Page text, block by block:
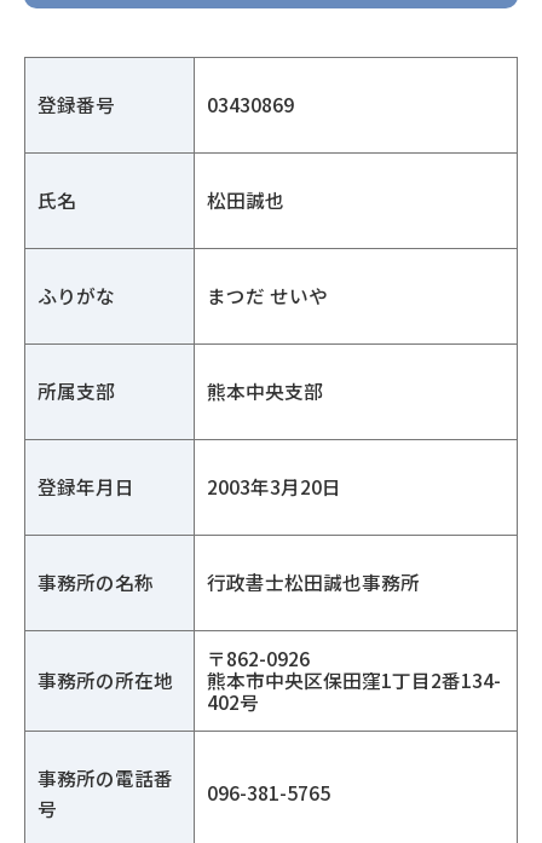
登録番号 03430869
氏名 松田誠也
ふりがな まつだ せいや
所属支部 熊本中央支部
登録年月日 2003年3月20日
事務所の名称 行政書士松田誠也事務所
事務所の所在地
〒862-0926
熊本市中央区保田窪1丁目2番134-
402号
事務所の電話番
号
096-381-5765